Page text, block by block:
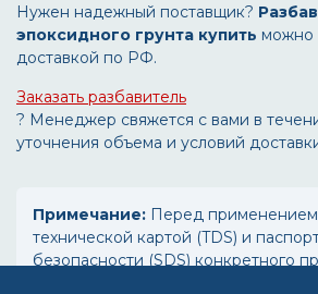
Нужен надежный поставщик?
эпоксидного грунта купить можно
доставкой по РФ.
Заказать разбавитель
? Менеджер свяжется с вами в
уточнения объема и условий
Примечание: Перед применением
технической картой (TDS) и
безопасности (SDS) конкретного